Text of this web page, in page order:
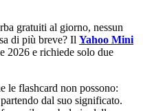
gratuiti al giorno, nessun
di più breve? Il Yahoo Mini
2026 e richiede solo due
le flashcard non possono:
dal suo significato.